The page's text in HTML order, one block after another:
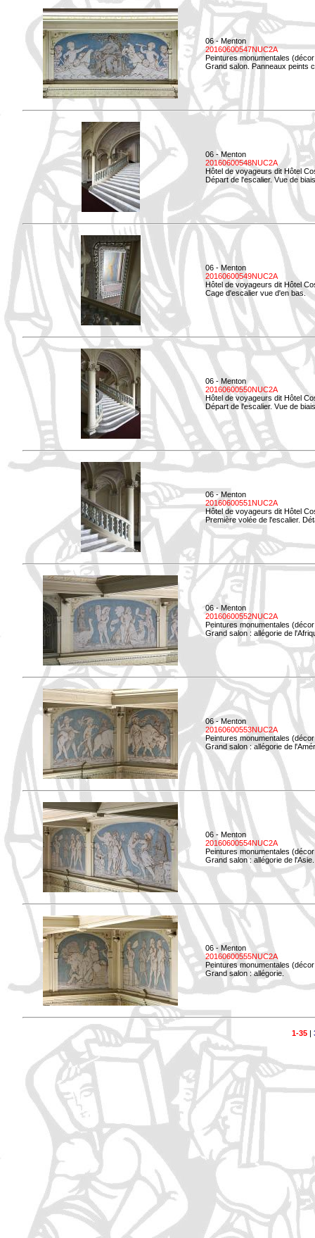
06 - Menton
20160600547NUC2A
Peintures monumentales
Grand salon. Panneaux peints
06 - Menton
20160600548NUC2A
Hôtel de voyageurs dit Hôtel
Départ de l'escalier. Vue de
06 - Menton
20160600549NUC2A
Hôtel de voyageurs dit Hôtel
Cage d'escalier vue d'en bas.
06 - Menton
20160600550NUC2A
Hôtel de voyageurs dit Hôtel
Départ de l'escalier. Vue de
06 - Menton
20160600551NUC2A
Hôtel de voyageurs dit Hôtel
Première volée de l'escalier.
06 - Menton
20160600552NUC2A
Peintures monumentales
Grand salon : allégorie de
06 - Menton
20160600553NUC2A
Peintures monumentales
Grand salon : allégorie de
06 - Menton
20160600554NUC2A
Peintures monumentales
Grand salon : allégorie de l'Asie.
06 - Menton
20160600555NUC2A
Peintures monumentales
Grand salon : allégorie.
1-35|